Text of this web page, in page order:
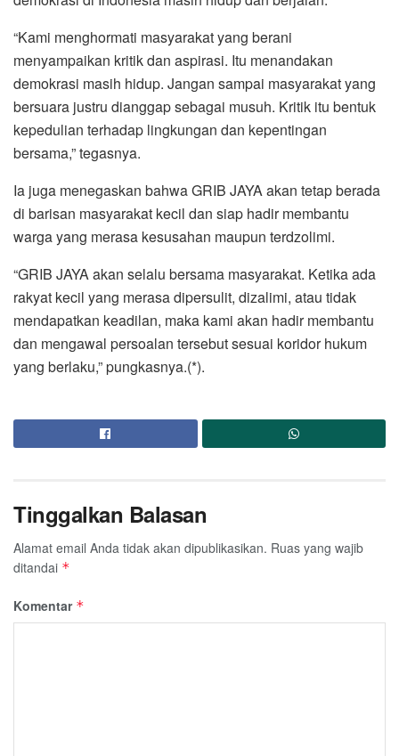
“Kami menghormati masyarakat yang berani
menyampaikan kritik dan aspirasi. Itu menandakan
demokrasi masih hidup. Jangan sampai masyarakat yang
bersuara justru dianggap sebagai musuh. Kritik itu bentuk
kepedulian terhadap lingkungan dan kepentingan
bersama,” tegasnya.
Ia juga menegaskan bahwa GRIB JAYA akan tetap berada
di barisan masyarakat kecil dan siap hadir membantu
warga yang merasa kesusahan maupun terdzolimi.
“GRIB JAYA akan selalu bersama masyarakat. Ketika ada
rakyat kecil yang merasa dipersulit, dizalimi, atau tidak
mendapatkan keadilan, maka kami akan hadir membantu
dan mengawal persoalan tersebut sesuai koridor hukum
yang berlaku,” pungkasnya.(*).
Tinggalkan Balasan
Alamat email Anda tidak akan dipublikasikan. Ruas yang wajib
ditandai *
Komentar *